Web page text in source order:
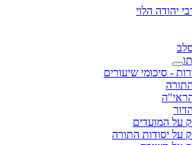
יהודה הלוי
- סיכומי שיעורים
על המועדים
על יסודות התורה